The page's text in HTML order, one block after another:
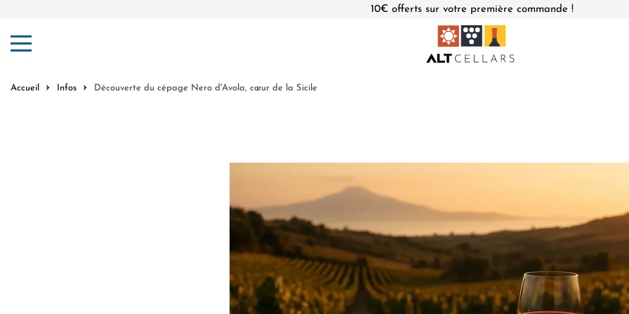
10€ offerts sur votre première commande !
Accueil Infos Découverte du cépage Nero d'Avola, cœur de la Sicile